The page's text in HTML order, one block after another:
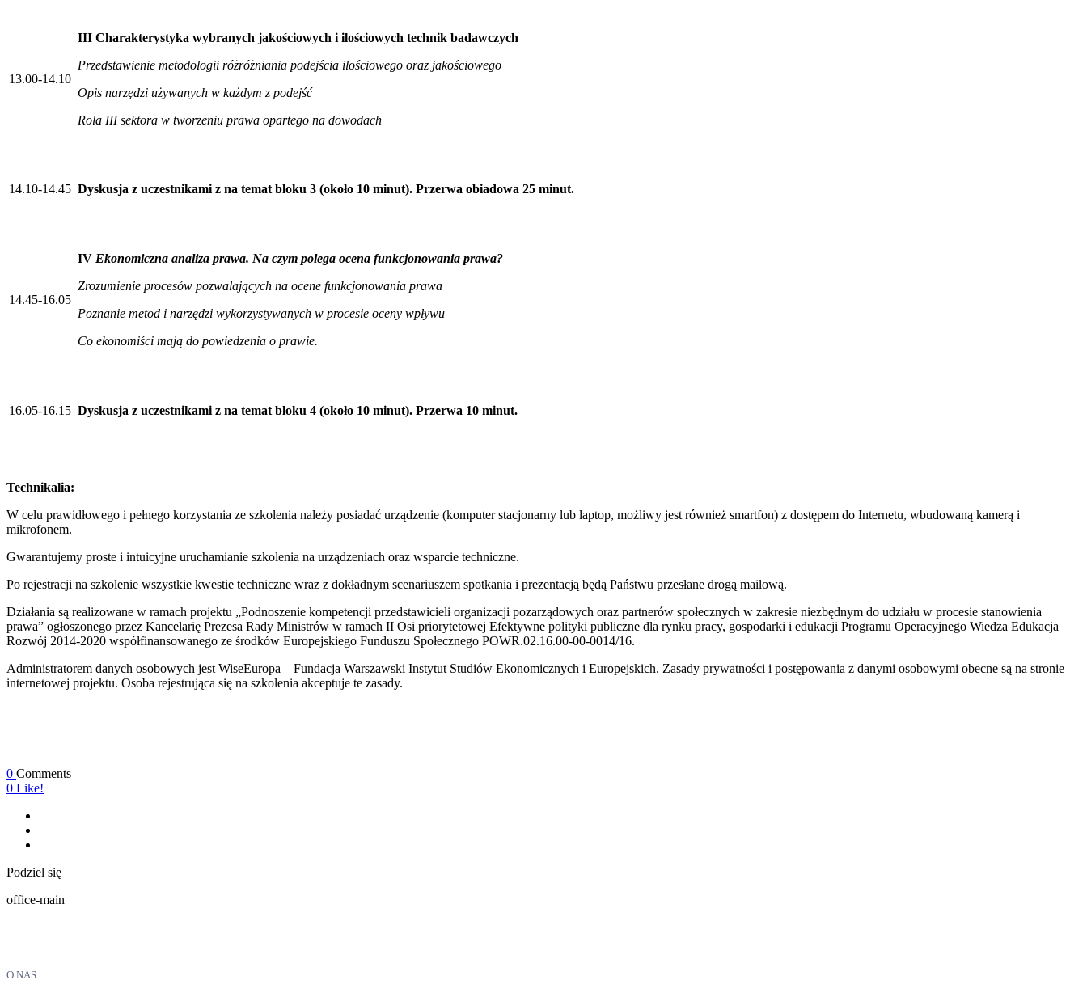
13.00-14.10
III Charakterystyka wybranych jakościowych i ilościowych technik badawczych
Przedstawienie metodologii różróżniania podejścia ilościowego oraz jakościowego
Opis narzędzi używanych w każdym z podejść
Rola III sektora w tworzeniu prawa opartego na dowodach
14.10-14.45 Dyskusja z uczestnikami z na temat bloku 3 (około 10 minut). Przerwa obiadowa 25 minut.
14.45-16.05
IV Ekonomiczna analiza prawa. Na czym polega ocena funkcjonowania prawa?
Zrozumienie procesów pozwalających na ocene funkcjonowania prawa
Poznanie metod i narzędzi wykorzystywanych w procesie oceny wpływu
Co ekonomiści mają do powiedzenia o prawie.
16.05-16.15 Dyskusja z uczestnikami z na temat bloku 4 (około 10 minut). Przerwa 10 minut.
Technikalia:
W celu prawidłowego i pełnego korzystania ze szkolenia należy posiadać urządzenie (komputer stacjonarny lub laptop, możliwy jest również smartfon) z dostępem do Internetu, wbudowaną kamerą i
mikrofonem.
Gwarantujemy proste i intuicyjne uruchamianie szkolenia na urządzeniach oraz wsparcie techniczne.
Po rejestracji na szkolenie wszystkie kwestie techniczne wraz z dokładnym scenariuszem spotkania i prezentacją będą Państwu przesłane drogą mailową.
Działania są realizowane w ramach projektu „Podnoszenie kompetencji przedstawicieli organizacji pozarządowych oraz partnerów społecznych w zakresie niezbędnym do udziału w procesie stanowienia
prawa” ogłoszonego przez Kancelarię Prezesa Rady Ministrów w ramach II Osi priorytetowej Efektywne polityki publiczne dla rynku pracy, gospodarki i edukacji Programu Operacyjnego Wiedza Edukacja
Rozwój 2014-2020 współfinansowanego ze środków Europejskiego Funduszu Społecznego POWR.02.16.00-00-0014/16.
Administratorem danych osobowych jest WiseEuropa – Fundacja Warszawski Instytut Studiów Ekonomicznych i Europejskich. Zasady prywatności i postępowania z danymi osobowymi obecne są na stronie
internetowej projektu. Osoba rejestrująca się na szkolenia akceptuje te zasady.
0 Comments
0 Like!
Podziel się
office-main
O NAS